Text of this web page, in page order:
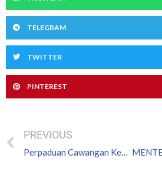
TELEGRAM
TWITTER
PINTEREST
Prev
PREVIOUS
Perpaduan Cawangan Kekuatan Umno Bahagian Pasir Gudang